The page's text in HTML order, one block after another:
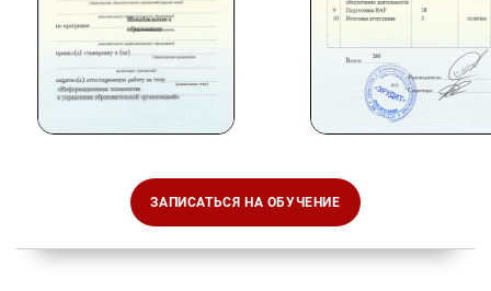
ЗАПИСАТЬСЯ НА ОБУЧЕНИЕ